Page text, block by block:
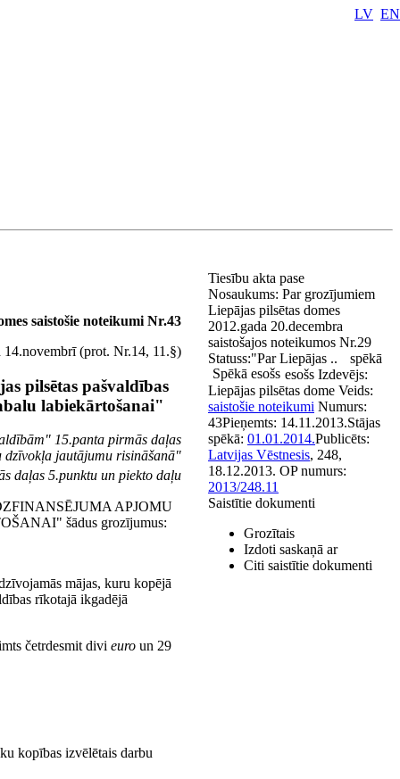
LV EN
saistošie noteikumi Nr.43
14.novembrī (prot. Nr.14, 11.§)
pilsētas pašvaldības
labiekārtošanai"
15.panta pirmās daļas
jautājumu risināšanā"
daļas 5.punktu un piekto daļu
APJOMU
šādus grozījumus:
mājas, kuru kopējā
rīkotajā ikgadējā
četrdesmit divi euro un 29
kopības izvēlētais darbu
Tiesību akta pase
Nosaukums: Par grozījumiem
Liepājas pilsētas domes
2012.gada 20.decembra
saistošajos noteikumos Nr.29
"Par Liepājas ..
Statuss:
Spēkā esošs
spēkā
esošs Izdevējs:
Liepājas pilsētas dome Veids:
saistošie noteikumi Numurs:
43Pieņemts: 14.11.2013.Stājas
spēkā: 01.01.2014.Publicēts:
Latvijas Vēstnesis, 248,
18.12.2013. OP numurs:
2013/248.11
Saistītie dokumenti
Grozītais
Izdoti saskaņā ar
Citi saistītie dokumenti